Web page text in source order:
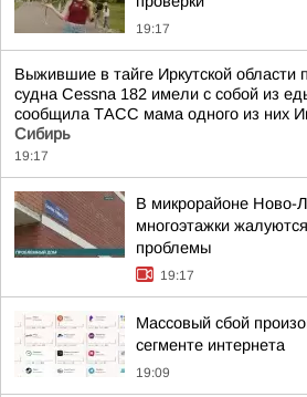
19:17
Выжившие в тайге Иркутской области
судна Cessna 182 имели с собой из
сообщила ТАСС мама одного из них
Сибирь
19:17
В микрорайоне Ново-
многоэтажки
проблемы
19:17
Массовый сбой
сегменте интернета
19:09